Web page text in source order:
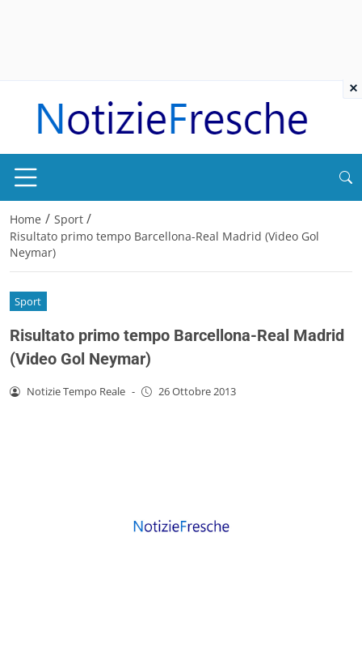
Home / Sport /
Risultato primo tempo Barcellona-Real Madrid (Video Gol
Neymar)
Sport
Risultato primo tempo Barcellona-Real Madrid
(Video Gol Neymar)
Notizie Tempo Reale - 26 Ottobre 2013
×